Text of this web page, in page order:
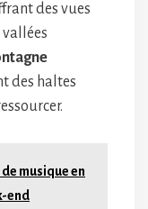
des vues
des haltes
musique en
end